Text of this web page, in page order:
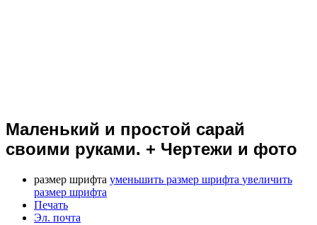
Маленький и простой сарай
своими руками. + Чертежи и фото
размер шрифта уменьшить размер шрифта увеличить
размер шрифта
Печать
Эл. почта